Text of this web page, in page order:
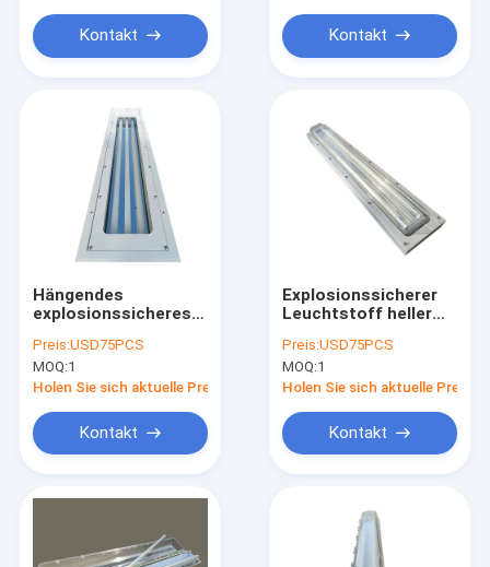
Kontakt Kontakt
Hängendes
explosionssicheres
Doppel-IP67 2ft 3ft
4ft 1.2M Tri Proof
Garage
Preis:USD75PCS
MOQ:1
Holen Sie sich aktuelle Preis
Kontakt
Explosionssicherer
Leuchtstoff heller
flammenfester
Lampen-Notfall des
Edelstahl-
Preis:USD75PCS
MOQ:1
Holen Sie sich aktuelle Preis
Kontakt